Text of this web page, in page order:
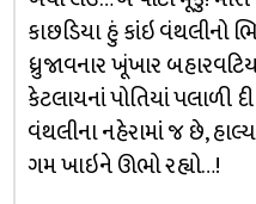
કાછડિયા હું કાંઇ વંથલીનો
ધ્રુજાવનાર ખૂંખાર
કેટલાયનાં પોતિયાં પલાળી
વંથલીના નહેરામાં જ છે,
ગમ ખાઇને ઊભો રહ્યો…!